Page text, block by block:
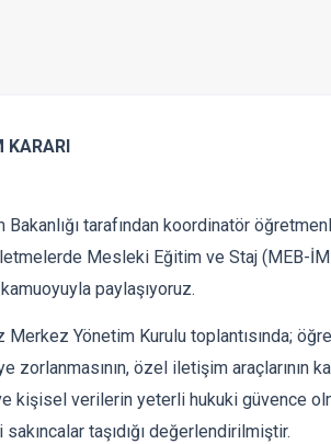
KARARI
tarafından koordinatör
Mesleki Eğitim ve Staj (MEB-
paylaşıyoruz.
Yönetim Kurulu toplantısında;
özel iletişim araçlarının
kişisel verilerin yeterli hukuki güvence
taşıdığı değerlendirilmiştir.